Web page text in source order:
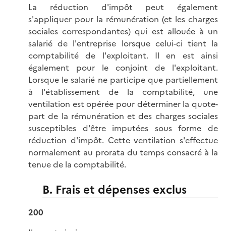
La réduction d'impôt peut également
s'appliquer pour la rémunération (et les charges
sociales correspondantes) qui est allouée à un
salarié de l'entreprise lorsque celui-ci tient la
comptabilité de l'exploitant. Il en est ainsi
également pour le conjoint de l'exploitant.
Lorsque le salarié ne participe que partiellement
à l'établissement de la comptabilité, une
ventilation est opérée pour déterminer la quote-
part de la rémunération et des charges sociales
susceptibles d'être imputées sous forme de
réduction d'impôt. Cette ventilation s'effectue
normalement au prorata du temps consacré à la
tenue de la comptabilité.
B. Frais et dépenses exclus
200